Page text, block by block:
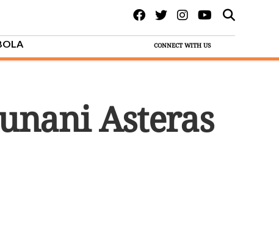
CONNECT WITH US
Asteras